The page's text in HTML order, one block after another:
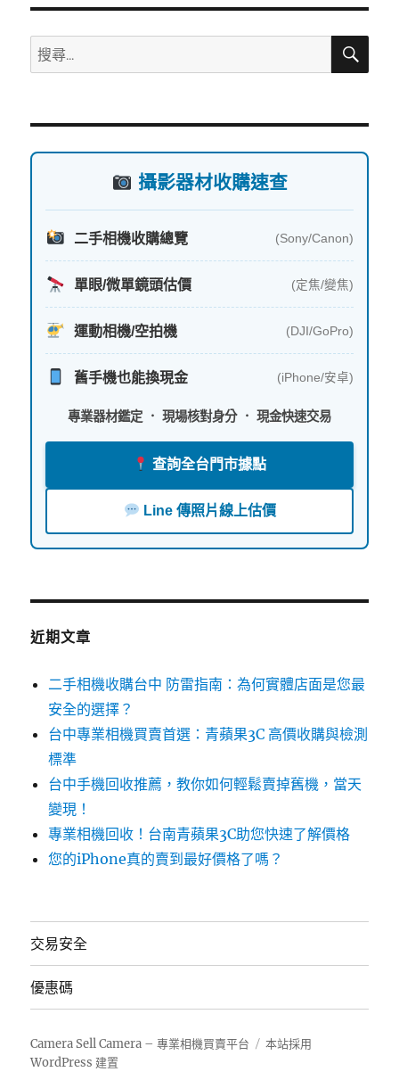
搜
尋
鍵
字:
搜
攝影器材收購速查
二手相機收購總覽 (Sony/Canon)
單眼/微單鏡頭估價 (定焦/變焦)
運動相機/空拍機 (DJI/GoPro)
舊手機也能換現金 (iPhone/安卓)
專業器材鑑定 ． 現場核對身分 ． 現金快速交易
查詢全台門市據點
Line 傳照片線上估價
近期文章
二手相機收購台中 防雷指南：為何實體店面是您最
安全的選擇？
台中專業相機買賣首選：青蘋果3C 高價收購與檢測
標準
台中手機回收推薦，教你如何輕鬆賣掉舊機，當天
變現！
專業相機回收！台南青蘋果3C助您快速了解價格
您的iPhone真的賣到最好價格了嗎？
交易安全
優惠碼
Camera Sell Camera – 專業相機買賣平台
本站採用
WordPress 建置